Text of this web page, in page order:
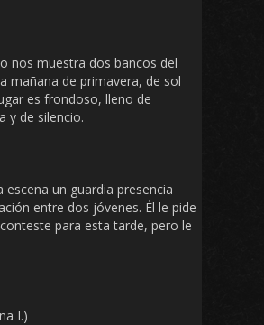
nos muestra dos bancos del
mañana de primavera, de sol
es frondoso, lleno de
y de silencio.
escena un guardia presencia
entre dos jóvenes. Él le pide
para esta tarde, pero le
I.)